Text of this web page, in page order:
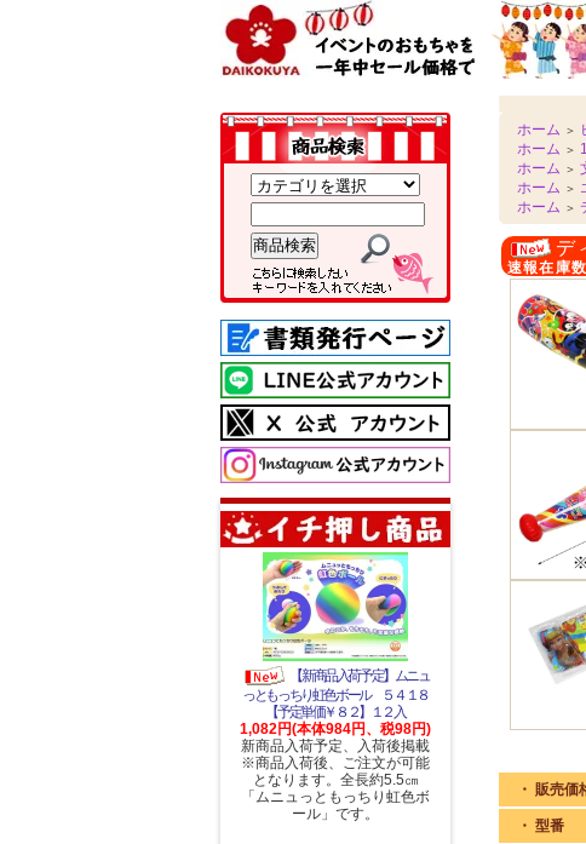
【新商品入荷予定】ムニュ
っともっちり虹色ボール ５４１８
【予定単価￥８２】１２入
1,082円(本体984円、税98円)
新商品入荷予定、入荷後掲載
※商品入荷後、ご注文が可能
となります。全長約5.5㎝
「ムニュっともっちり虹色ボ
ール」です。
ホーム ＞
ホーム ＞
ホーム ＞
ホーム ＞
ホーム ＞
デ
速報在庫
・ 販売価
・ 型番